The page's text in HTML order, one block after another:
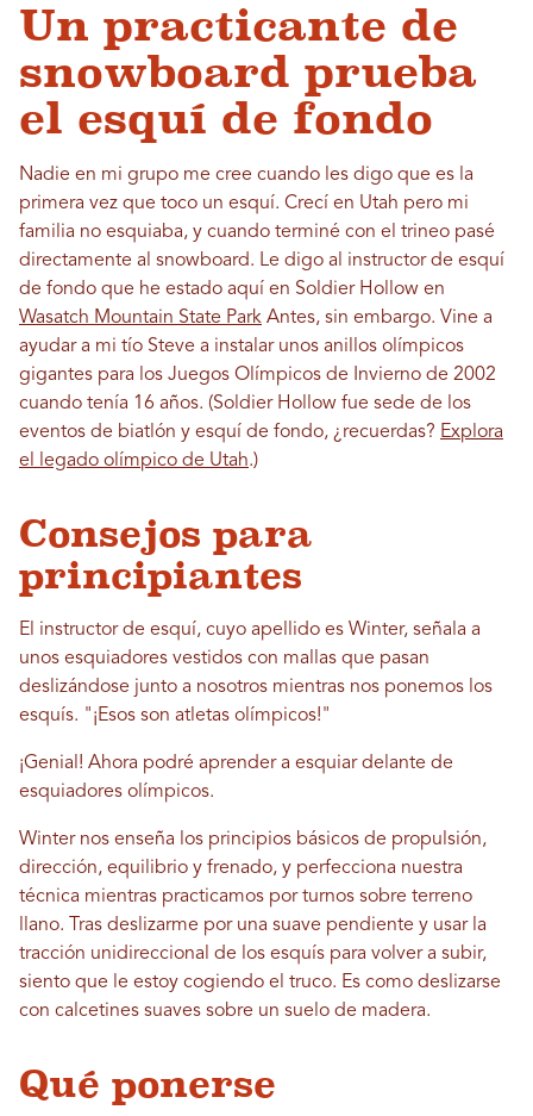
Un practicante de
snowboard prueba
el esquí de fondo
Nadie en mi grupo me cree cuando les digo que es la
primera vez que toco un esquí. Crecí en Utah pero mi
familia no esquiaba, y cuando terminé con el trineo pasé
directamente al snowboard. Le digo al instructor de esquí
de fondo que he estado aquí en Soldier Hollow en
Wasatch Mountain State Park Antes, sin embargo. Vine a
ayudar a mi tío Steve a instalar unos anillos olímpicos
gigantes para los Juegos Olímpicos de Invierno de 2002
cuando tenía 16 años. (Soldier Hollow fue sede de los
eventos de biatlón y esquí de fondo, ¿recuerdas? Explora
el legado olímpico de Utah.)
Consejos para
principiantes
El instructor de esquí, cuyo apellido es Winter, señala a
unos esquiadores vestidos con mallas que pasan
deslizándose junto a nosotros mientras nos ponemos los
esquís. "¡Esos son atletas olímpicos!"
¡Genial! Ahora podré aprender a esquiar delante de
esquiadores olímpicos.
Winter nos enseña los principios básicos de propulsión,
dirección, equilibrio y frenado, y perfecciona nuestra
técnica mientras practicamos por turnos sobre terreno
llano. Tras deslizarme por una suave pendiente y usar la
tracción unidireccional de los esquís para volver a subir,
siento que le estoy cogiendo el truco. Es como deslizarse
con calcetines suaves sobre un suelo de madera.
Qué ponerse